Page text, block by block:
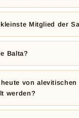
Mitglied der
Balta?
von alevitischen
werden?